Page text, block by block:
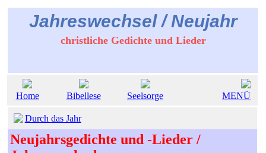
Jahreswechsel / Neujahr
christliche Gedichte und Lieder
Home Bibellese Seelsorge MENÜ
Durch das Jahr
Neujahrsgedichte und -Lieder /